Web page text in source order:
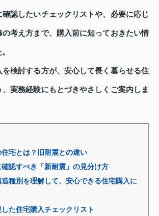
確認したいチェックリストや、必要に応じ
の考え方まで、購入前に知っておきたい情
を検討する方が、安心して長く暮らせる住
、実務経験にもとづきやさしくご案内しま
住宅とは？旧耐震との違い
確認すべき「新耐震」の見分け方
造種別を理解して、安心できる住宅購入に
した住宅購入チェックリスト